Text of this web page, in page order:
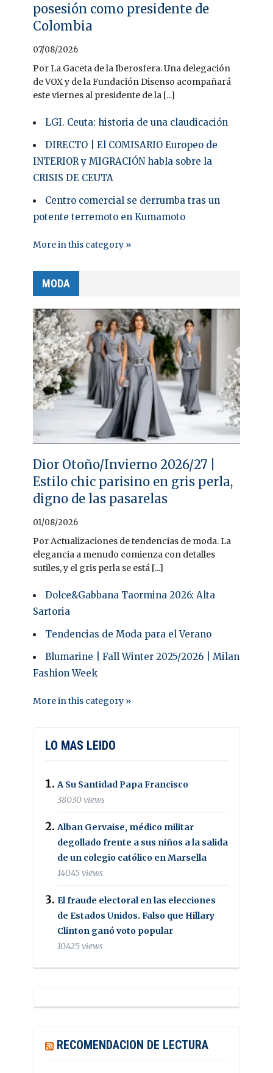
posesión como presidente de
Colombia
07/08/2026
Por La Gaceta de la Iberosfera. Una delegación
de VOX y de la Fundación Disenso acompañará
este viernes al presidente de la [...]
LGI. Ceuta: historia de una claudicación
DIRECTO | El COMISARIO Europeo de
INTERIOR y MIGRACIÓN habla sobre la
CRISIS DE CEUTA
Centro comercial se derrumba tras un
potente terremoto en Kumamoto
More in this category »
MODA
Dior Otoño/Invierno 2026/27 |
Estilo chic parisino en gris perla,
digno de las pasarelas
01/08/2026
Por Actualizaciones de tendencias de moda. La
elegancia a menudo comienza con detalles
sutiles, y el gris perla se está [...]
Dolce&Gabbana Taormina 2026: Alta
Sartoria
Tendencias de Moda para el Verano
Blumarine | Fall Winter 2025/2026 | Milan
Fashion Week
More in this category »
LO MAS LEIDO
A Su Santidad Papa Francisco
38030 views
Alban Gervaise, médico militar
degollado frente a sus niños a la salida
de un colegio católico en Marsella
14045 views
El fraude electoral en las elecciones
de Estados Unidos. Falso que Hillary
Clinton ganó voto popular
10425 views
RECOMENDACION DE LECTURA